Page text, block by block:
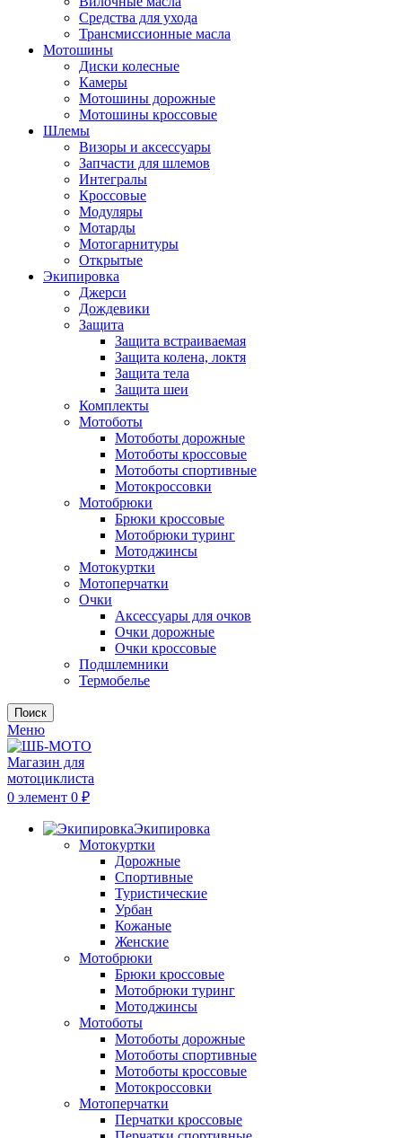
Средства для ухода
Трансмиссионные масла
Мотошины
Диски колесные
Камеры
Мотошины дорожные
Мотошины кроссовые
Шлемы
Визоры и аксессуары
Запчасти для шлемов
Интегралы
Кроссовые
Модуляры
Мотарды
Мотогарнитуры
Открытые
Экипировка
Джерси
Дождевики
Защита
Защита встраиваемая
Защита колена, локтя
Защита тела
Защита шеи
Комплекты
Мотоботы
Мотоботы дорожные
Мотоботы кроссовые
Мотоботы спортивные
Мотокроссовки
Мотобрюки
Брюки кроссовые
Мотобрюки туринг
Мотоджинсы
Мотокуртки
Мотоперчатки
Очки
Аксессуары для очков
Очки дорожные
Очки кроссовые
Подшлемники
Термобелье
Поиск
Меню
0 элемент 0 ₽
Экипировка
Мотокуртки
Дорожные
Спортивные
Туристические
Урбан
Кожаные
Женские
Мотобрюки
Брюки кроссовые
Мотобрюки туринг
Мотоджинсы
Мотоботы
Мотоботы дорожные
Мотоботы спортивные
Мотоботы кроссовые
Мотокроссовки
Мотоперчатки
Перчатки кроссовые